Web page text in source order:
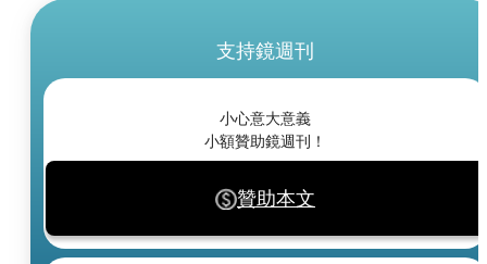
支持鏡週刊
小心意大意義
小額贊助鏡週刊！
贊助本文